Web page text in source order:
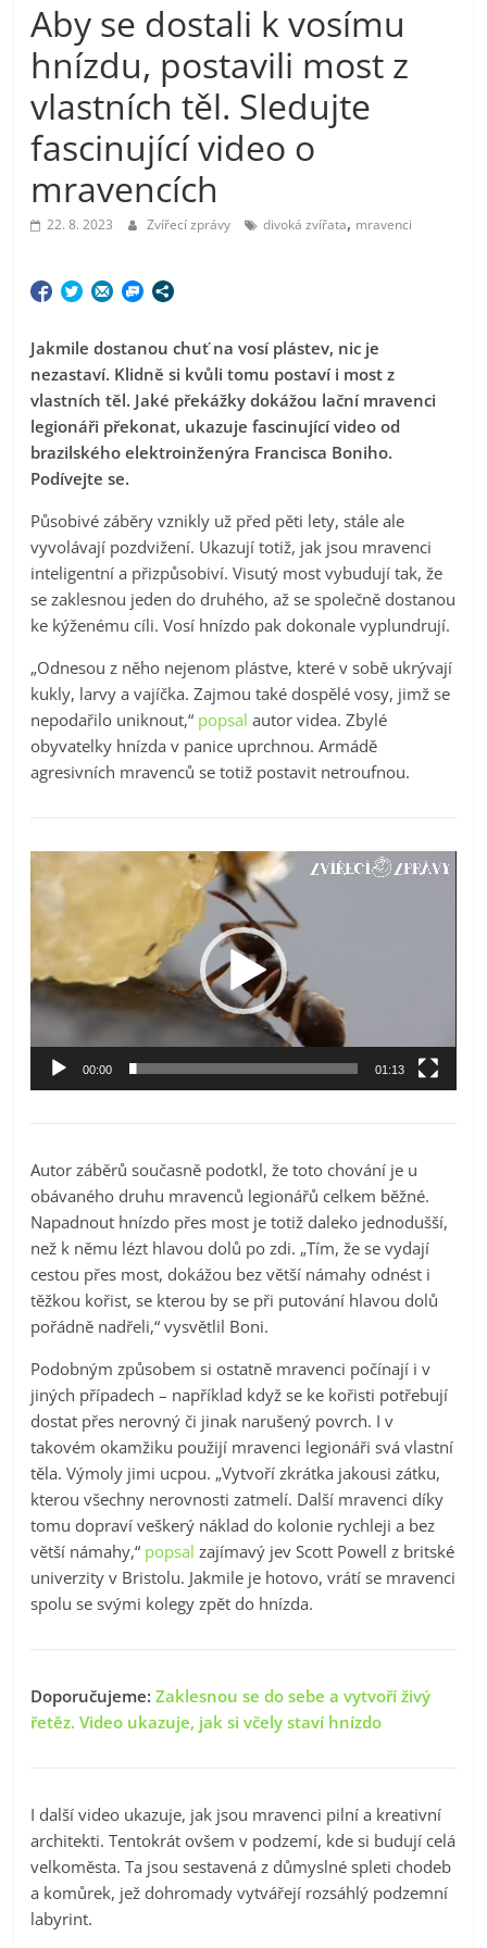
Aby se dostali k vosímu
hnízdu, postavili most z
vlastních těl. Sledujte
fascinující video o
mravencích
22. 8. 2023 Zvířecí zprávy divoká zvířata, mravenci
Jakmile dostanou chuť na vosí plástev, nic je
nezastaví. Klidně si kvůli tomu postaví i most z
vlastních těl. Jaké překážky dokážou lační mravenci
legionáři překonat, ukazuje fascinující video od
brazilského elektroinženýra Francisca Boniho.
Podívejte se.
Působivé záběry vznikly už před pěti lety, stále ale
vyvolávají pozdvižení. Ukazují totiž, jak jsou mravenci
inteligentní a přizpůsobiví. Visutý most vybudují tak, že
se zaklesnou jeden do druhého, až se společně dostanou
ke kýženému cíli. Vosí hnízdo pak dokonale vyplundrují.
„Odnesou z něho nejenom plástve, které v sobě ukrývají
kukly, larvy a vajíčka. Zajmou také dospělé vosy, jimž se
nepodařilo uniknout,“ popsal autor videa. Zbylé
obyvatelky hnízda v panice uprchnou. Armádě
agresivních mravenců se totiž postavit netroufnou.
Video
přehrávač
00:00 01:13
Autor záběrů současně podotkl, že toto chování je u
obávaného druhu mravenců legionářů celkem běžné.
Napadnout hnízdo přes most je totiž daleko jednodušší,
než k němu lézt hlavou dolů po zdi. „Tím, že se vydají
cestou přes most, dokážou bez větší námahy odnést i
těžkou kořist, se kterou by se při putování hlavou dolů
pořádně nadřeli,“ vysvětlil Boni.
Podobným způsobem si ostatně mravenci počínají i v
jiných případech – například když se ke kořisti potřebují
dostat přes nerovný či jinak narušený povrch. I v
takovém okamžiku použijí mravenci legionáři svá vlastní
těla. Výmoly jimi ucpou. „Vytvoří zkrátka jakousi zátku,
kterou všechny nerovnosti zatmelí. Další mravenci díky
tomu dopraví veškerý náklad do kolonie rychleji a bez
větší námahy,“ popsal zajímavý jev Scott Powell z britské
univerzity v Bristolu. Jakmile je hotovo, vrátí se mravenci
spolu se svými kolegy zpět do hnízda.
Doporučujeme:Zaklesnou se do sebe a vytvoří živý
řetěz. Video ukazuje, jak si včely staví hnízdo
I další video ukazuje, jak jsou mravenci pilní a kreativní
architekti. Tentokrát ovšem v podzemí, kde si budují celá
velkoměsta. Ta jsou sestavená z důmyslné spleti chodeb
a komůrek, jež dohromady vytvářejí rozsáhlý podzemní
labyrint.